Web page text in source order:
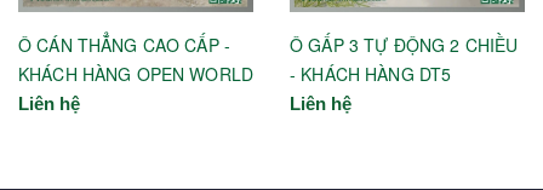
Ô CÁN THẲNG CAO CẤP -
KHÁCH HÀNG OPEN WORLD
Liên hệ
Ô GẤP 3 TỰ ĐỘNG 2 CHIỀU
- KHÁCH HÀNG DT5
Liên hệ